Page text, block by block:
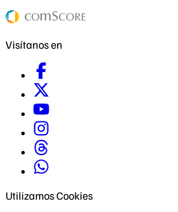
Visítanos en
Utilizamos Cookies